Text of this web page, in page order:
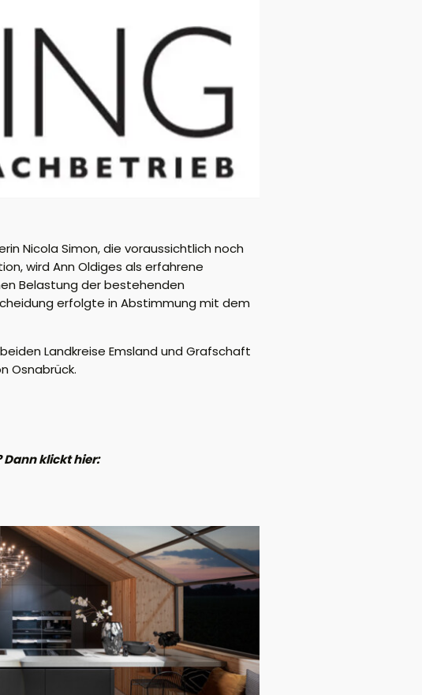
Nicola Simon, die voraussichtlich noch
wird Ann Oldiges als erfahrene
Belastung der bestehenden
erfolgte in Abstimmung mit dem
Landkreise Emsland und Grafschaft
Osnabrück.
Dann klickt hier: